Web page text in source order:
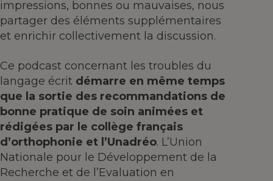
impressions, bonnes ou mauvaises, nous
partager des éléments supplémentaires
et enrichir collectivement la discussion.
Ce podcast concernant les troubles du
langage écrit démarre en même temps
que la sortie des recommandations de
bonne pratique de soin animées et
rédigées par le collège français
d’orthophonie et l’Unadréo. L’Union
Nationale pour le Développement de la
Recherche et de l’Evaluation en